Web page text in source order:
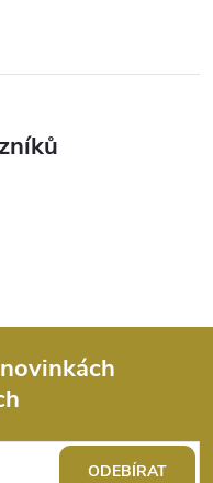
ODEBÍRAT